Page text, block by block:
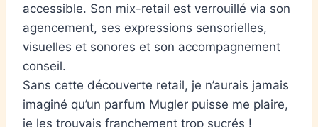
accessible. Son mix-retail est verrouillé via son
agencement, ses expressions sensorielles,
visuelles et sonores et son accompagnement
conseil.
Sans cette découverte retail, je n’aurais jamais
imaginé qu’un parfum Mugler puisse me plaire,
je les trouvais franchement trop sucrés !